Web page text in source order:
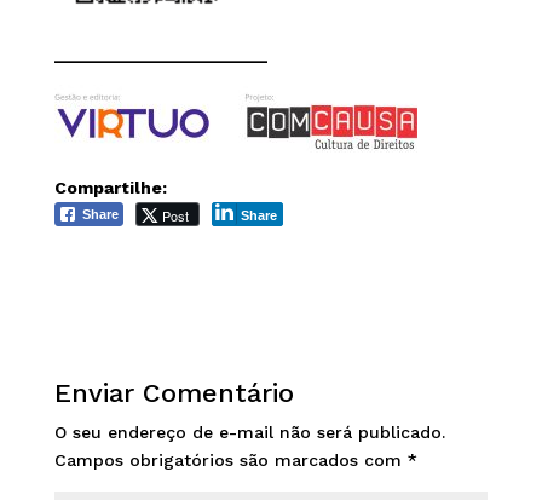
Compartilhe:
Share Post Share
Enviar Comentário
O seu endereço de e-mail não será publicado.
Campos obrigatórios são marcados com *